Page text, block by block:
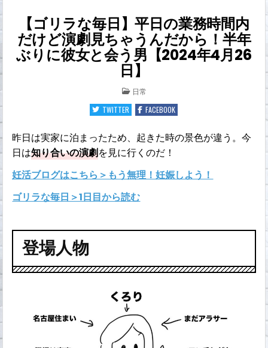
【ゴリラな毎日】平日の業務時間内
だけど演劇見ちゃうんだから！半年
ぶりに彼女と会う男【2024年4月26
日】
POSTED
IN
日常
TWITTER
FACEBOOK
昨日は実家に泊まったため、起きた時の景色が違う。今
日は知り合いの演劇を見に行くのだ！
妊活ブログはこちら＞もう無理！妊娠しよう！
ゴリラな毎日＞1日目から読む
登場人物